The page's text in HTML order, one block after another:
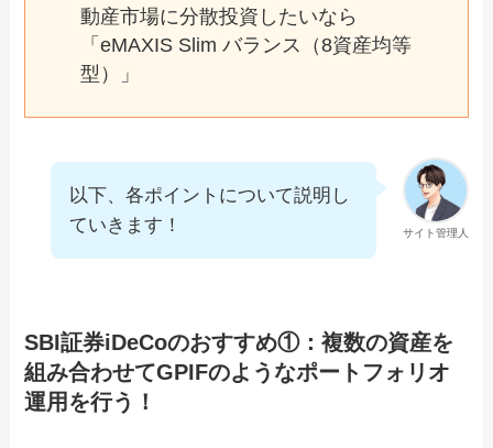
動産市場に分散投資したいなら
「eMAXIS Slim バランス（8資産均等
型）」
サイト管理人
以下、各ポイントについて説明し
ていきます！
SBI証券iDeCoのおすすめ①：複数の資産を
組み合わせてGPIFのようなポートフォリオ
運用を行う！